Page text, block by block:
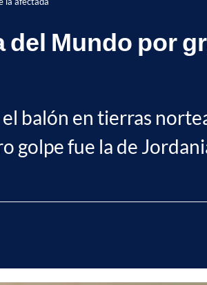
del Mundo por
balón en tierras
golpe fue la de